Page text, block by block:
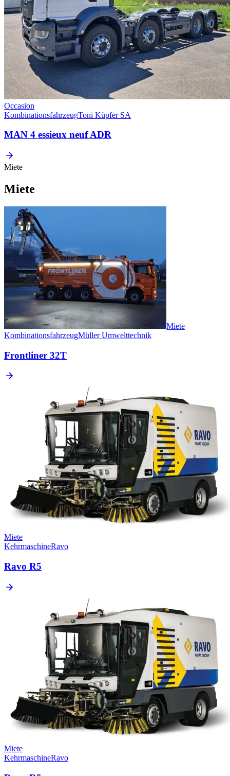
Occasion
KombinationsfahrzeugToni Küpfer SA
MAN 4 essieux neuf ADR
Miete
Miete
Miete
KombinationsfahrzeugMüller Umwelttechnik
Frontliner 32T
Miete
KehrmaschineRavo
Ravo R5
Miete
KehrmaschineRavo